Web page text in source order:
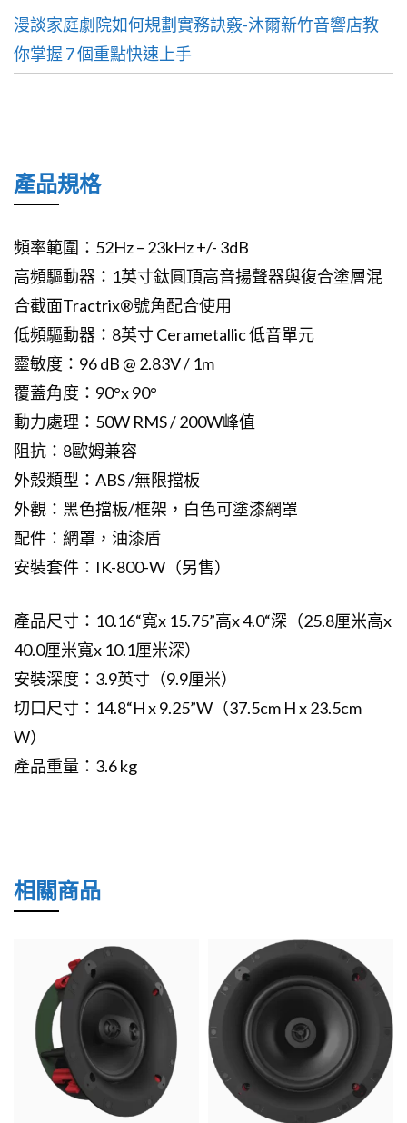
漫談家庭劇院如何規劃實務訣竅-沐爾新竹音響店教
你掌握 7 個重點快速上手
產品規格
頻率範圍：52Hz – 23kHz +/- 3dB
高頻驅動器：1英寸鈦圓頂高音揚聲器與復合塗層混
合截面Tractrix®號角配合使用
低頻驅動器：8英寸 Cerametallic 低音單元
靈敏度：96 dB @ 2.83V / 1m
覆蓋角度：90°x 90°
動力處理：50W RMS / 200W峰值
阻抗：8歐姆兼容
外殼類型：ABS /無限擋板
外觀：黑色擋板/框架，白色可塗漆網罩
配件：網罩，油漆盾
安裝套件：IK-800-W（另售）
產品尺寸：10.16“寬x 15.75”高x 4.0“深（25.8厘米高x
40.0厘米寬x 10.1厘米深）
安裝深度：3.9英寸（9.9厘米）
切口尺寸：14.8“H x 9.25”W（37.5cm H x 23.5cm
W）
產品重量：3.6 kg
相關商品